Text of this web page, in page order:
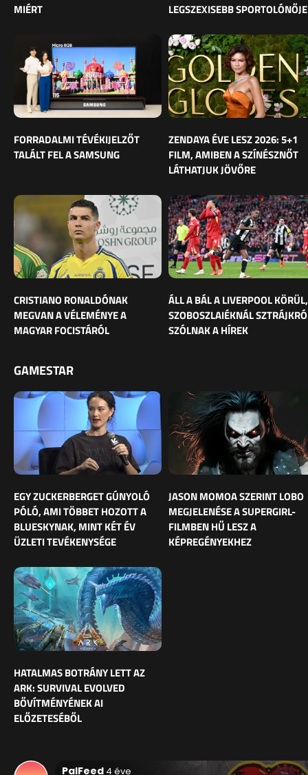
MIÉRT
LEGSZEXISEBB SPORTOLÓNŐJE
FORRADALMI TÉVÉKIJELZŐT
TALÁLT FEL A SAMSUNG
ZENDAYA ÉVE LESZ 2026: 5+1
FILM, AMIBEN A SZÍNÉSZNŐT
LÁTHATJUK JÖVŐRE
CRISTIANO RONALDÓNAK
MEGVAN A VÉLEMÉNYE A
MAGYAR FOCISTÁRÓL
ÁLL A BÁL A LIVERPOOL KÖRÜL,
SZOBOSZLAIÉKNÁL
SZÓLNAK A HÍREK
GAMESTAR
EGY ZUCKERBERGET GÚNYOLÓ
PÓLÓ, AMI TÖBBET HOZOTT A
BLUESKYNAK, MINT KÉT ÉV
ÜZLETI TEVÉKENYSÉGE
JASON MOMOA SZERINT LOBO
MEGJELENÉSE A SUPERGIRL-
FILMBEN HŰ LESZ A
KÉPREGÉNYEKHEZ
HATALMAS BOTRÁNY LETT AZ
ARK: SURVIVAL EVOLVED
BŐVÍTMÉNYÉNEK AI
ELŐZETESÉBŐL
PalFeed 4 éve